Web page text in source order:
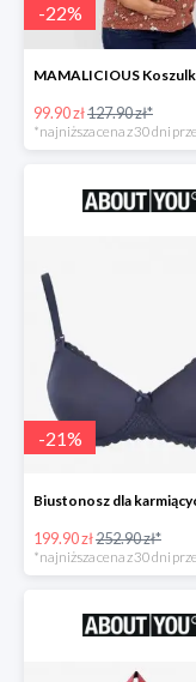
-22%
99.90 zł127.90 zł*
-21%
199.90 zł252.90 zł*